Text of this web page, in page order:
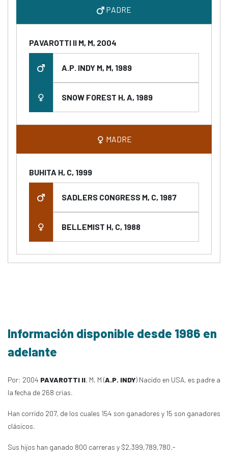
PADRE
PAVAROTTI II M, M, 2004
A.P. INDY M, M, 1989
SNOW FOREST H, A, 1989
MADRE
BUHITA H, C, 1999
SADLERS CONGRESS M, C, 1987
BELLEMIST H, C, 1988
Información disponible desde 1986 en
adelante
Por: 2004 PAVAROTTI II, M, M (A.P. INDY) Nacido en USA, es padre a
la fecha de 268 crías.
Han corrido 207, de los cuales 154 son ganadores y 15 son ganadores
clásicos.
Sus hijos han ganado 800 carreras y $2,399,789,780.-